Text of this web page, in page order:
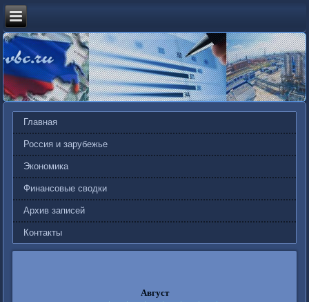
Главная
Россия и зарубежье
Экономика
Финансовые сводки
Архив записей
Контакты
Август